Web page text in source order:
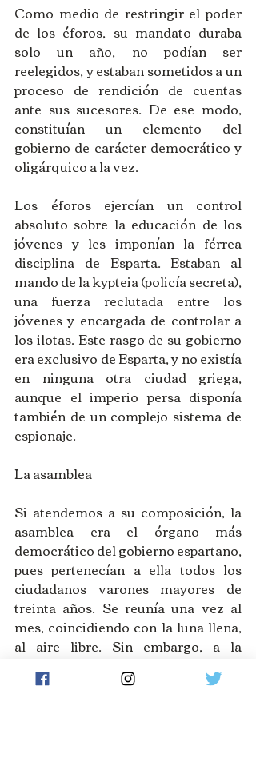
Como medio de restringir el poder
de los éforos, su mandato duraba
solo un año, no podían ser
reelegidos, y estaban sometidos a un
proceso de rendición de cuentas
ante sus sucesores. De ese modo,
constituían un elemento del
gobierno de carácter democrático y
oligárquico a la vez.
Los éforos ejercían un control
absoluto sobre la educación de los
jóvenes y les imponían la férrea
disciplina de Esparta. Estaban al
mando de la kypteia (policía secreta),
una fuerza reclutada entre los
jóvenes y encargada de controlar a
los ilotas. Este rasgo de su gobierno
era exclusivo de Esparta, y no existía
en ninguna otra ciudad griega,
aunque el imperio persa disponía
también de un complejo sistema de
espionaje.
La asamblea
Si atendemos a su composición, la
asamblea era el órgano más
democrático del gobierno espartano,
pues pertenecían a ella todos los
ciudadanos varones mayores de
treinta años. Se reunía una vez al
mes, coincidiendo con la luna llena,
al aire libre. Sin embargo, a la
diferencia de la asamblea que llego a
existir en Atenas, en la de Esparta no